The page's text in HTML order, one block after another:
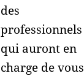
des
professionnels
qui auront en
charge de vous